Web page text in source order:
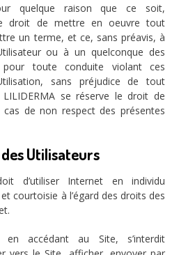
quelque raison que ce soit,
droit de mettre en oeuvre tout
un terme, et ce, sans préavis, à
ou à un quelconque des
pour toute conduite violant ces
sans préjudice de tout
se réserve le droit de
cas de non respect des présentes
Utilisateurs
d’utiliser Internet en individu
courtoisie à l’égard des droits des
accédant au Site, s’interdit